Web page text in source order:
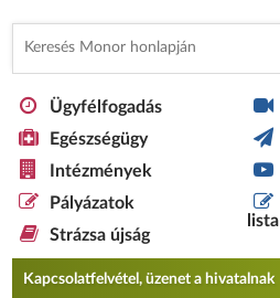
Ügyfélfogadás
Egészségügy
Intézmények
Pályázatok
Strázsa újság
lista
Kapcsolatfelvétel, üzenet a hivatalnak